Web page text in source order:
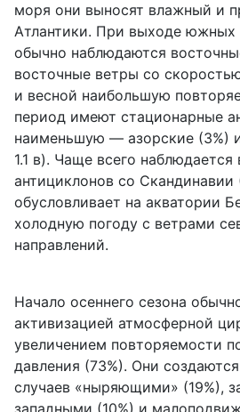
моря они выносят влажный и
Атлантики. При выходе южных
обычно наблюдаются
восточные ветры со
и весной наибольшую
период имеют стационарные
наименьшую — азорские (3%)
1.1 в). Чаще всего
антициклонов со Скандинавии
обусловливает на акватории
холодную погоду с ветрами
направлений.
Начало осеннего сезона
активизацией атмосферной
увеличением повторяемости
давления (73%). Они
случаев «ныряющими» (19%),